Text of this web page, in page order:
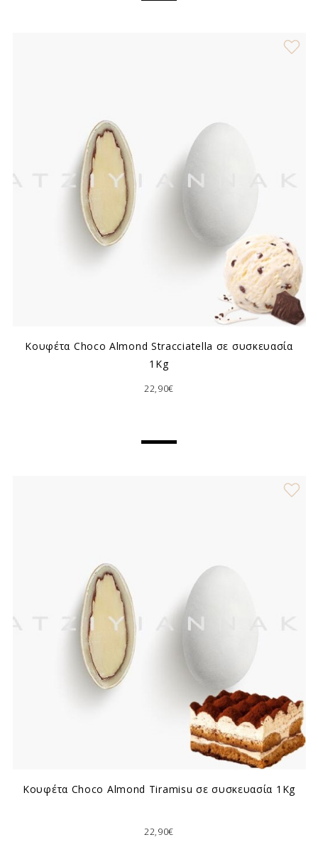
Κουφέτα Choco Almond Stracciatella σε συσκευασία
1Kg
22,90€
Κουφέτα Choco Almond Tiramisu σε συσκευασία 1Kg
22,90€